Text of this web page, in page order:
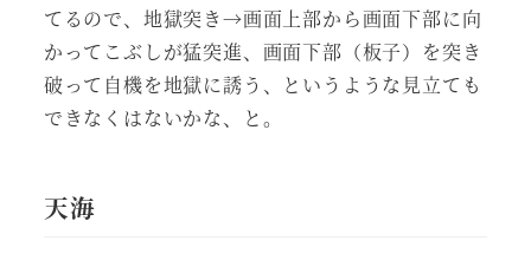
てるので、地獄突き→画面上部から画面下部に向
かってこぶしが猛突進、画面下部（板子）を突き
破って自機を地獄に誘う、というような見立ても
できなくはないかな、と。
天海